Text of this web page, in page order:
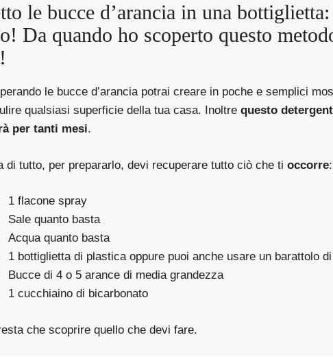
le bucce d’arancia in una
Da quando ho scoperto questo
le bucce d’arancia potrai creare in poche e semplici
qualsiasi superficie della tua casa. Inoltre questo
per tanti mesi.
di tutto, per prepararlo, devi recuperare tutto ciò che tioccorre:
1 flacone spray
Sale quanto basta
Acqua quanto basta
1 bottiglietta di plastica oppure puoi anche usare un barattolo
Bucce di 4 o 5 arance di media grandezza
1 cucchiaino di bicarbonato
che scoprire quello che devi fare.